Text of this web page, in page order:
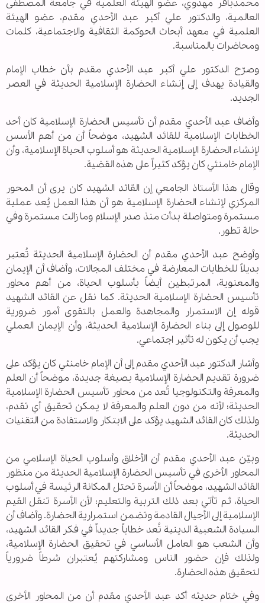
محمدباقر مهدوي، عضو الهيئة العلمية في جامعة المصطفى
العالمية، والدكتور علي أكبر عبد الأحدي مقدم، عضو الهيئة
العلمية في معهد أبحاث الحوكمة الثقافية والاجتماعية، كلمات
ومحاضرات بالمناسبة.
وصرّح الدكتور علي أكبر عبد الأحدي مقدم بأن خطاب الإمام
والقيادة يهدف إلى إنشاء الحضارة الإسلامية الحديثة في العصر
الجديد.
وأضاف عبد الأحدي مقدم أن تأسيس الحضارة الإسلامية كان أحد
الخطابات الإسلامية للقائد الشهيد، موضحاً أن من أهم الأسس
لإنشاء الحضارة الإسلامية الحديثة هو أسلوب الحياة الإسلامية، وأن
الإمام خامنئي كان يؤكد كثيراً على هذه القضية.
وقال هذا الأستاذ الجامعي إن القائد الشهيد كان يرى أن المحور
المركزي لإنشاء الحضارة الإسلامية هو أن هذا العمل يُعد عملية
مستمرة ومتواصلة بدأت منذ صدر الإسلام وما زالت مستمرة وفي
حالة تطور.
وأوضح عبد الأحدي مقدم أن الحضارة الإسلامية الحديثة تُعتبر
بديلاً للخطابات المعارضة في مختلف المجالات، وأضاف أن الإيمان
والمعنوية، المرتبطين أيضاً بأسلوب الحياة، من أهم محاور
تأسيس الحضارة الإسلامية الحديثة. كما نقل عن القائد الشهيد
قوله إن الاستمرار والمجاهدة والعمل بالتقوى أمور ضرورية
للوصول إلى بناء الحضارة الإسلامية الحديثة، وأن الإيمان العملي
يجب أن يكون له تأثير اجتماعي.
وأشار الدكتور عبد الأحدي مقدم إلى أن الإمام خامنئي كان يؤكد على
ضرورة تقديم الحضارة الإسلامية بصيغة جديدة، موضحاً أن العلم
والمعرفة والتكنولوجيا تُعد من محاور تأسيس الحضارة الإسلامية
الحديثة؛ لأنه من دون العلم والمعرفة لا يمكن تحقيق أي تقدم،
ولذلك كان القائد الشهيد يؤكد على الابتكار والاستفادة من التقنيات
الحديثة.
وبيّن عبد الأحدي مقدم أن الأخلاق وأسلوب الحياة الإسلامي من
المحاور الأخرى في تأسيس الحضارة الإسلامية الحديثة من منظور
القائد الشهيد، موضحاً أن الأسرة تحتل المكانة الرئيسة في أسلوب
الحياة، ثم تأتي بعد ذلك التربية والتعليم؛ لأن الأسرة تنقل القيم
الإسلامية إلى الأجيال القادمة وتضمن استمرارية الحضارة. وأضاف أن
السيادة الشعبية الدينية تُعد خطاباً جديداً في فكر القائد الشهيد،
وأن الشعب هو العامل الأساسي في تحقيق الحضارة الإسلامية،
ولذلك فإن حضور الناس ومشاركتهم يُعتبران شرطاً ضرورياً
لتحقيق هذه الحضارة.
وفي ختام حديثه أكد عبد الأحدي مقدم أن من المحاور الأخرى